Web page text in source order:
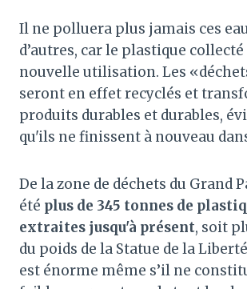
Il ne polluera plus jamais ces
d’autres, car le plastique
nouvelle utilisation. Les
seront en effet recyclés et
produits durables et durables,
qu'ils ne finissent à nouveau
De la zone de déchets du Grand
été plus de 345 tonnes de
extraites jusqu'à présent, soit
du poids de la Statue de la
est énorme même s’il ne